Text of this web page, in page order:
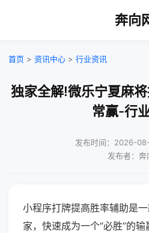
奔向
首页 > 资讯中心 > 行业资讯
独家全解!微乐宁夏麻
常赢-行
发布时间：2026-
发布者：奔
小程序打牌提高胜率辅助是
家，快速成为一个“必胜”的